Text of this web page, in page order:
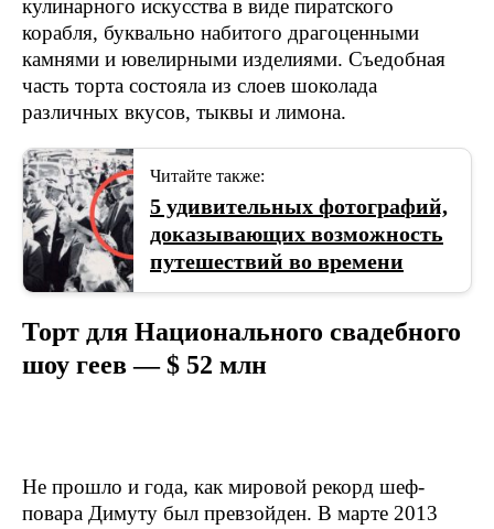
кулинарного искусства в виде пиратского
корабля, буквально набитого драгоценными
камнями и ювелирными изделиями. Съедобная
часть торта состояла из слоев шоколада
различных вкусов, тыквы и лимона.
Читайте также:
5 удивительных фотографий,
доказывающих возможность
путешествий во времени
Торт для Национального свадебного
шоу геев — $ 52 млн
Не прошло и года, как мировой рекорд шеф-
повара Димуту был превзойден. В марте 2013